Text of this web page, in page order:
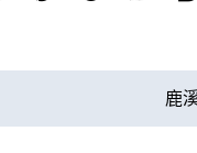
鹿